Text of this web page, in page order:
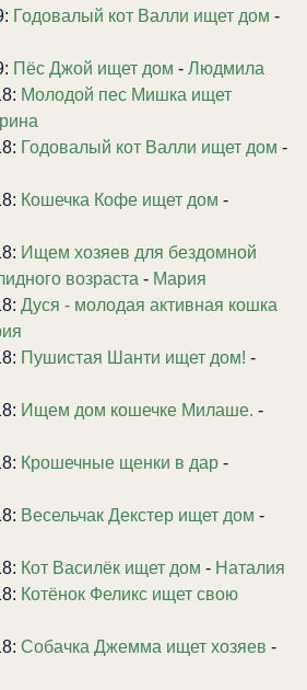
Годовалый кот Валли ищет дом -
Пёс Джой ищет дом - Людмила
Молодой пес Мишка ищет
Годовалый кот Валли ищет дом -
Кошечка Кофе ищет дом -
Ищем хозяев для бездомной
возраста - Мария
Дуся - молодая активная кошка
Пушистая Шанти ищет дом! -
Ищем дом кошечке Милаше. -
Крошечные щенки в дар -
Весельчак Декстер ищет дом -
Кот Василёк ищет дом - Наталия
Котёнок Феликс ищет свою
Собачка Джемма ищет хозяев -